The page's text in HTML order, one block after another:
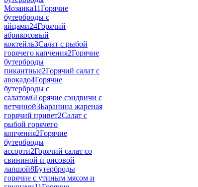
Мозаика11Горячие
бутерброды c
яйцами24Горячий
абрикосовый
коктейль3Салат с рыбой
горячего капчения2Горячие
бутерброды
пикантные2Горячий салат с
авокадо4Горячие
бутерброды с
салатом6Горячие сэндвичи с
ветчиной3Баранина жареная
горячий привет2Салат с
рыбой горячего
копчения2Горячие
бутерброды
ассорти2Горячий салат со
свининой и рисовой
лапшой8Бутерброды
горячие с утиным мясом и